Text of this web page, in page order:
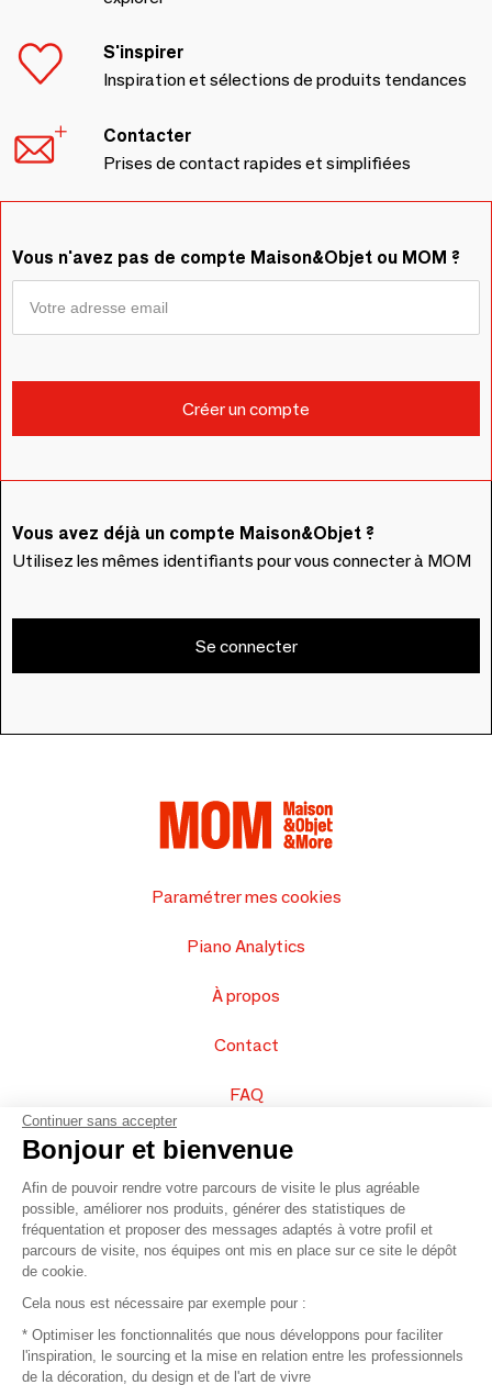
S'inspirer
Inspiration et sélections de produits tendances
Contacter
Prises de contact rapides et simplifiées
Vous n'avez pas de compte Maison&Objet ou MOM ?
Vous avez déjà un compte Maison&Objet ?
Utilisez les mêmes identifiants pour vous connecter à MOM
Se connecter
Paramétrer mes cookies
Piano Analytics
À propos
Contact
FAQ
Vendez vos produits
Plan du site
© 2016 –Organisation SAFI
Recrutement
Continuer sans accepter
Bonjour et bienvenue
Afin de pouvoir rendre votre parcours de visite le plus agréable
possible, améliorer nos produits, générer des statistiques de
fréquentation et proposer des messages adaptés à votre profil et
parcours de visite, nos équipes ont mis en place sur ce site le dépôt
de cookie.
Cela nous est nécessaire par exemple pour :
* Optimiser les fonctionnalités que nous développons pour faciliter
l'inspiration, le sourcing et la mise en relation entre les professionnels
de la décoration, du design et de l'art de vivre